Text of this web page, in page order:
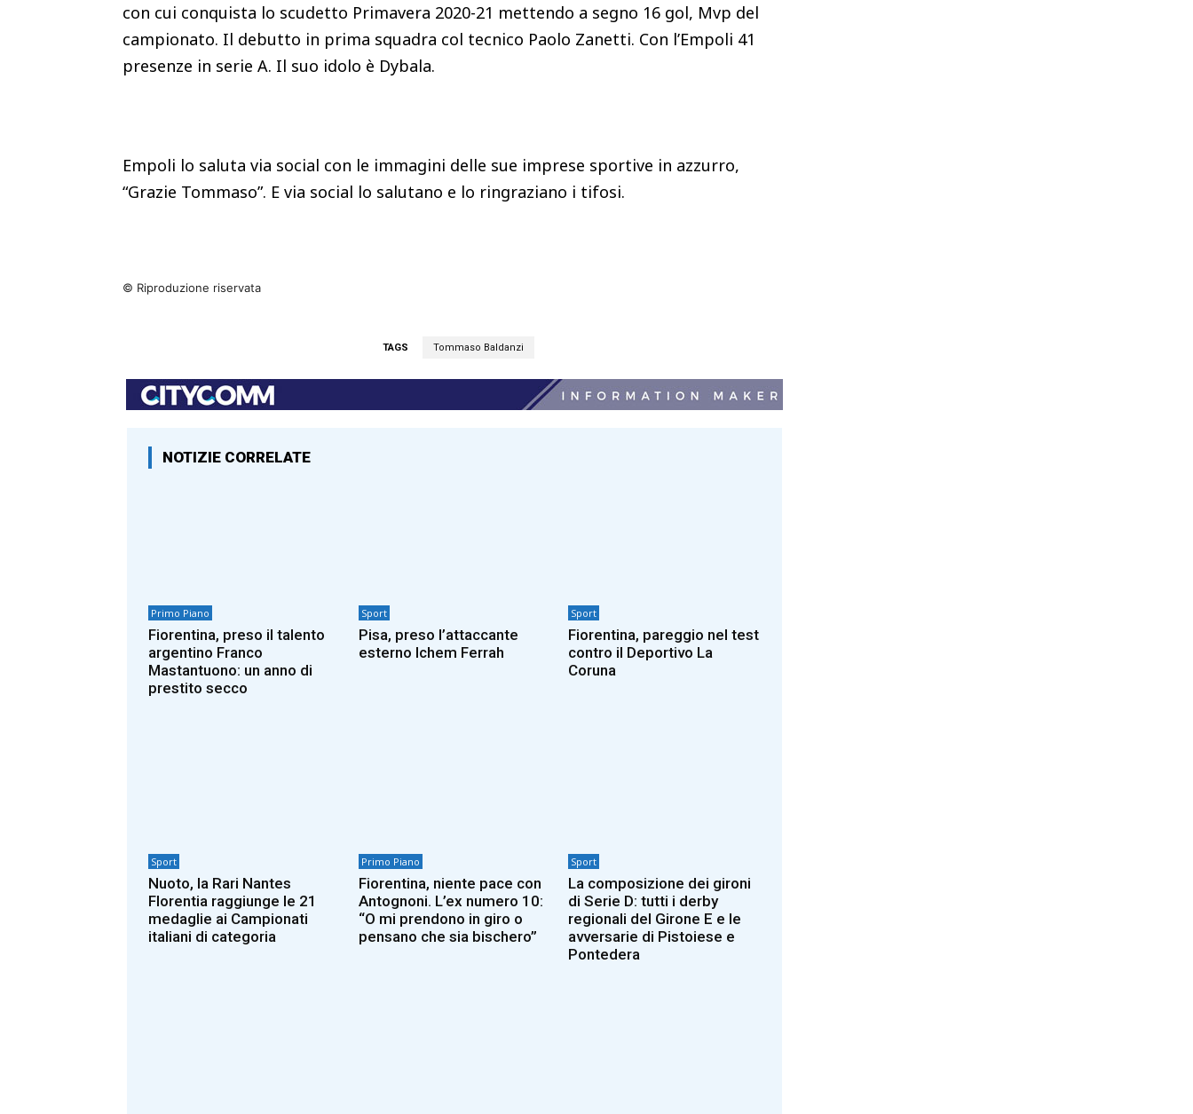
con cui conquista lo scudetto Primavera 2020-21 mettendo a segno 16 gol, Mvp del
campionato. Il debutto in prima squadra col tecnico Paolo Zanetti. Con l’Empoli 41
presenze in serie A. Il suo idolo è Dybala.
Empoli lo saluta via social con le immagini delle sue imprese sportive in azzurro,
“Grazie Tommaso”. E via social lo salutano e lo ringraziano i tifosi.
© Riproduzione riservata
TAGS Tommaso Baldanzi
NOTIZIE CORRELATE
Primo Piano
Fiorentina, preso il talento
argentino Franco
Mastantuono: un anno di
prestito secco
Sport
Pisa, preso l’attaccante
esterno Ichem Ferrah
Sport
Fiorentina, pareggio nel test
contro il Deportivo La
Coruna
Sport
Nuoto, la Rari Nantes
Florentia raggiunge le 21
medaglie ai Campionati
italiani di categoria
Primo Piano
Fiorentina, niente pace con
Antognoni. L’ex numero 10:
“O mi prendono in giro o
pensano che sia bischero”
Sport
La composizione dei gironi
di Serie D: tutti i derby
regionali del Girone E e le
avversarie di Pistoiese e
Pontedera